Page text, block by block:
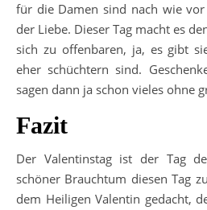
für die Damen sind nach wie
der Liebe. Dieser Tag macht es
sich zu offenbaren, ja, es gibt
eher schüchtern sind.
sagen dann ja schon vieles ohne
Fazit
Der Valentinstag ist der Tag
schöner Brauchtum diesen Tag
dem Heiligen Valentin gedacht,